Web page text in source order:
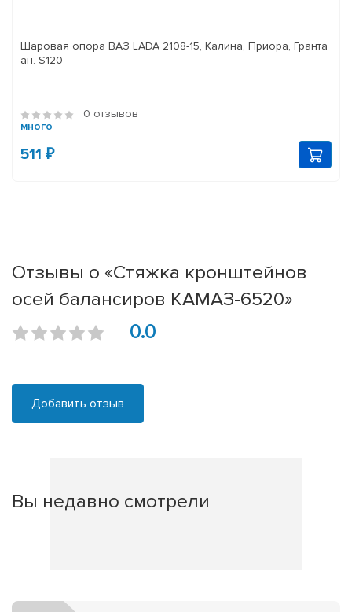
Шаровая опора ВАЗ LADA 2108-15, Калина, Приора, Гранта
ан. S120
0 отзывов
много
511 ₽
Отзывы о «Стяжка кронштейнов
осей балансиров КАМАЗ-6520»
0.0
Добавить отзыв
Вы недавно смотрели